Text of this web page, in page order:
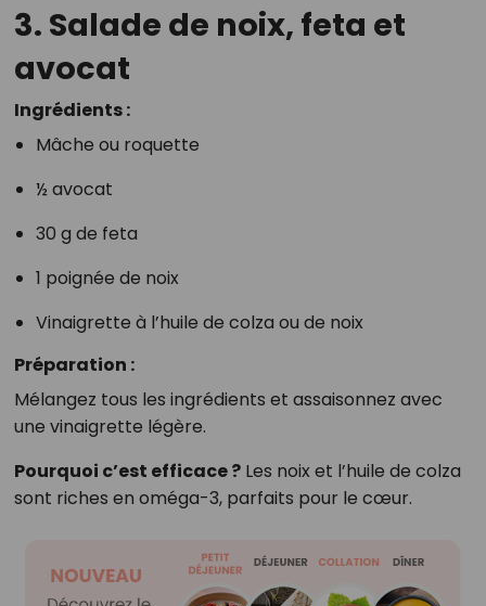
3. Salade de noix, feta et
avocat
Ingrédients :
Mâche ou roquette
½ avocat
30 g de feta
1 poignée de noix
Vinaigrette à l’huile de colza ou de noix
Préparation :
Mélangez tous les ingrédients et assaisonnez avec
une vinaigrette légère.
Pourquoi c’est efficace ?Les noix et l’huile de colza
sont riches en oméga-3, parfaits pour le cœur.